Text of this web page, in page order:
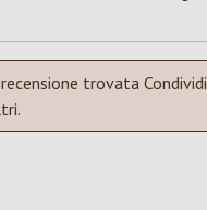
trovata